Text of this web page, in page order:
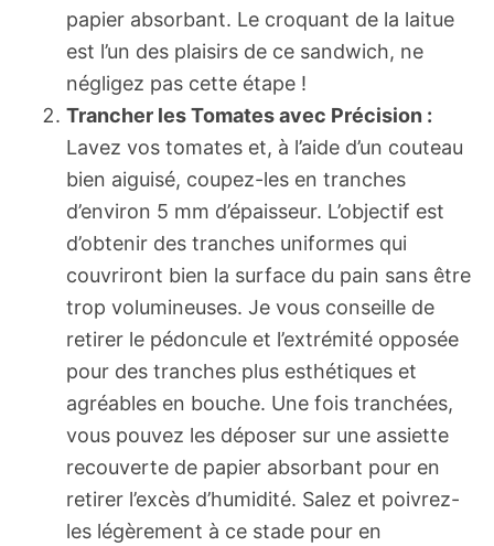
papier absorbant. Le croquant de la laitue
est l’un des plaisirs de ce sandwich, ne
négligez pas cette étape !
Trancher les Tomates avec Précision :
Lavez vos tomates et, à l’aide d’un couteau
bien aiguisé, coupez-les en tranches
d’environ 5 mm d’épaisseur. L’objectif est
d’obtenir des tranches uniformes qui
couvriront bien la surface du pain sans être
trop volumineuses. Je vous conseille de
retirer le pédoncule et l’extrémité opposée
pour des tranches plus esthétiques et
agréables en bouche. Une fois tranchées,
vous pouvez les déposer sur une assiette
recouverte de papier absorbant pour en
retirer l’excès d’humidité. Salez et poivrez-
les légèrement à ce stade pour en